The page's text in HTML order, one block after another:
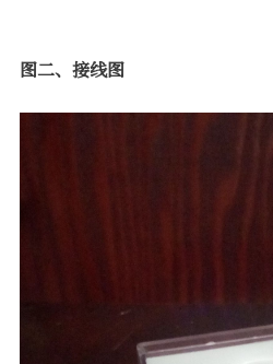
图二、接线图